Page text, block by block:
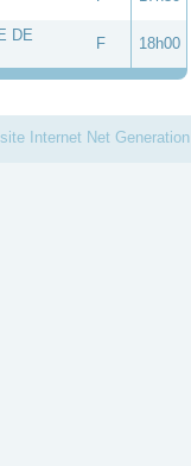
DE
F 18h00
Internet Net Generation